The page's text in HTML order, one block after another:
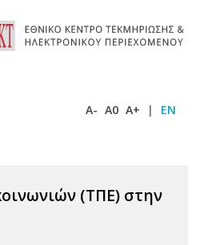
A- A0 A+ | EN
(ΤΠΕ) στην